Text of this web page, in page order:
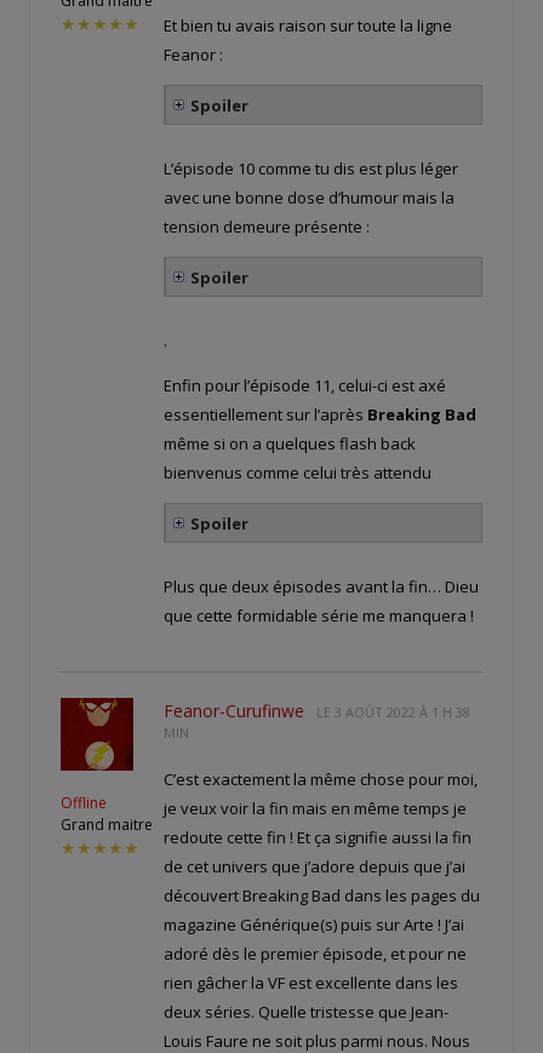
★★★★★
Et bien tu avais raison sur toute la ligne
Feanor :
Spoiler
L’épisode 10 comme tu dis est plus léger
avec une bonne dose d’humour mais la
tension demeure présente :
Spoiler
.
Enfin pour l’épisode 11, celui-ci est axé
essentiellement sur l’après Breaking Bad
même si on a quelques flash back
bienvenus comme celui très attendu
Spoiler
Plus que deux épisodes avant la fin… Dieu
que cette formidable série me manquera !
Offline
Grand maitre
★★★★★
Feanor-Curufinwe LE 3 AOÛT 2022 À 1 H 38
MIN
C’est exactement la même chose pour moi,
je veux voir la fin mais en même temps je
redoute cette fin ! Et ça signifie aussi la fin
de cet univers que j’adore depuis que j’ai
découvert Breaking Bad dans les pages du
magazine Générique(s) puis sur Arte ! J’ai
adoré dès le premier épisode, et pour ne
rien gâcher la VF est excellente dans les
deux séries. Quelle tristesse que Jean-
Louis Faure ne soit plus parmi nous. Nous